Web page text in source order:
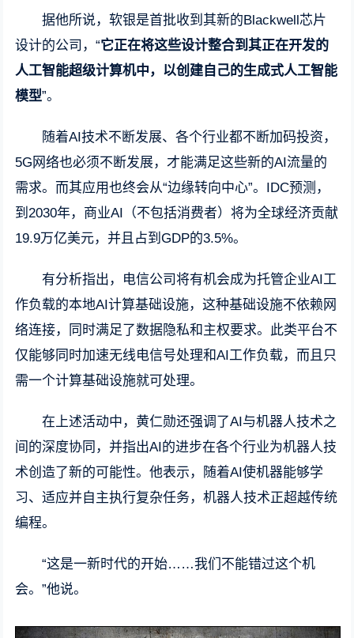
据他所说，软银是首批收到其新的Blackwell芯片
设计的公司，“它正在将这些设计整合到其正在开发的
人工智能超级计算机中，以创建自己的生成式人工智能
模型”。
随着AI技术不断发展、各个行业都不断加码投资，
5G网络也必须不断发展，才能满足这些新的AI流量的
需求。而其应用也终会从“边缘转向中心”。IDC预测，
到2030年，商业AI（不包括消费者）将为全球经济贡献
19.9万亿美元，并且占到GDP的3.5%。
有分析指出，电信公司将有机会成为托管企业AI工
作负载的本地AI计算基础设施，这种基础设施不依赖网
络连接，同时满足了数据隐私和主权要求。此类平台不
仅能够同时加速无线电信号处理和AI工作负载，而且只
需一个计算基础设施就可处理。
在上述活动中，黄仁勋还强调了AI与机器人技术之
间的深度协同，并指出AI的进步在各个行业为机器人技
术创造了新的可能性。他表示，随着AI使机器能够学
习、适应并自主执行复杂任务，机器人技术正超越传统
编程。
“这是一新时代的开始……我们不能错过这个机
会。”他说。